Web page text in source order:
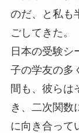
のだ、と私も
ごしてきた。
日本の受験シ
子の学友の多
間も、彼らは
き、二次関数
に向き合って